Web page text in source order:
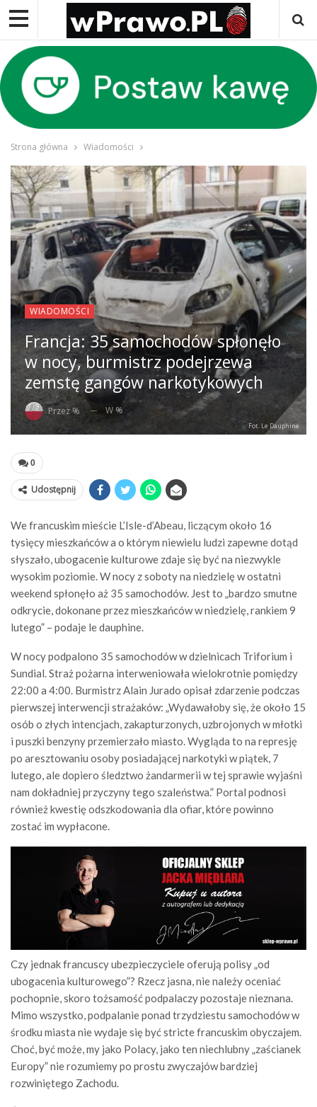
Strona główna Wiadomości
WIADOMOŚCI
Francja: 35 samochodów spłonęło
w nocy, burmistrz podejrzewa
zemstę gangów narkotykowych
Przez % W %
Fot. Le Dauphine
0
Udostępnij
We francuskim mieście L’Isle-d’Abeau, liczącym około 16
tysięcy mieszkańców a o którym niewielu ludzi zapewne dotąd
słyszało, ubogacenie kulturowe zdaje się być na niezwykle
wysokim poziomie. W nocy z soboty na niedzielę w ostatni
weekend spłonęło aż 35 samochodów. Jest to „bardzo smutne
odkrycie, dokonane przez mieszkańców w niedzielę, rankiem 9
lutego” – podaje le dauphine.
W nocy podpalono 35 samochodów w dzielnicach Triforium i
Sundial. Straż pożarna interweniowała wielokrotnie pomiędzy
22:00 a 4:00. Burmistrz Alain Jurado opisał zdarzenie podczas
pierwszej interwencji strażaków: „Wydawałoby się, że około 15
osób o złych intencjach, zakapturzonych, uzbrojonych w młotki
i puszki benzyny przemierzało miasto. Wygląda to na represję
po aresztowaniu osoby posiadającej narkotyki w piątek, 7
lutego, ale dopiero śledztwo żandarmerii w tej sprawie wyjaśni
nam dokładniej przyczyny tego szaleństwa.” Portal podnosi
również kwestię odszkodowania dla ofiar, które powinno
zostać im wypłacone.
Czy jednak francuscy ubezpieczyciele oferują polisy „od
ubogacenia kulturowego”? Rzecz jasna, nie należy oceniać
pochopnie, skoro tożsamość podpalaczy pozostaje nieznana.
Mimo wszystko, podpalanie ponad trzydziestu samochodów w
środku miasta nie wydaje się być stricte francuskim obyczajem.
Choć, być może, my jako Polacy, jako ten niechlubny „zaścianek
Europy” nie rozumiemy po prostu zwyczajów bardziej
rozwiniętego Zachodu.